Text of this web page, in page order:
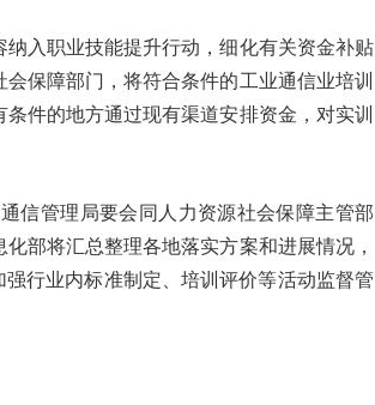
入职业技能提升行动，细化有关资金补贴
保障部门，将符合条件的工业通信业培训
件的地方通过现有渠道安排资金，对实训
信管理局要会同人力资源社会保障主管部
部将汇总整理各地落实方案和进展情况，
行业内标准制定、培训评价等活动监督管